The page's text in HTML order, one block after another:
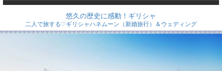
悠久の歴史に感動！ギリシャ
二人で旅する♡ギリシャハネムーン（新婚旅行）＆ウェディング